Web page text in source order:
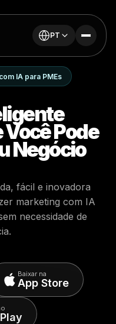
PT
IA para PMEs
Pode
Negócio
fácil e inovadora
marketing com IA
necessidade de
Baixar na
App Store